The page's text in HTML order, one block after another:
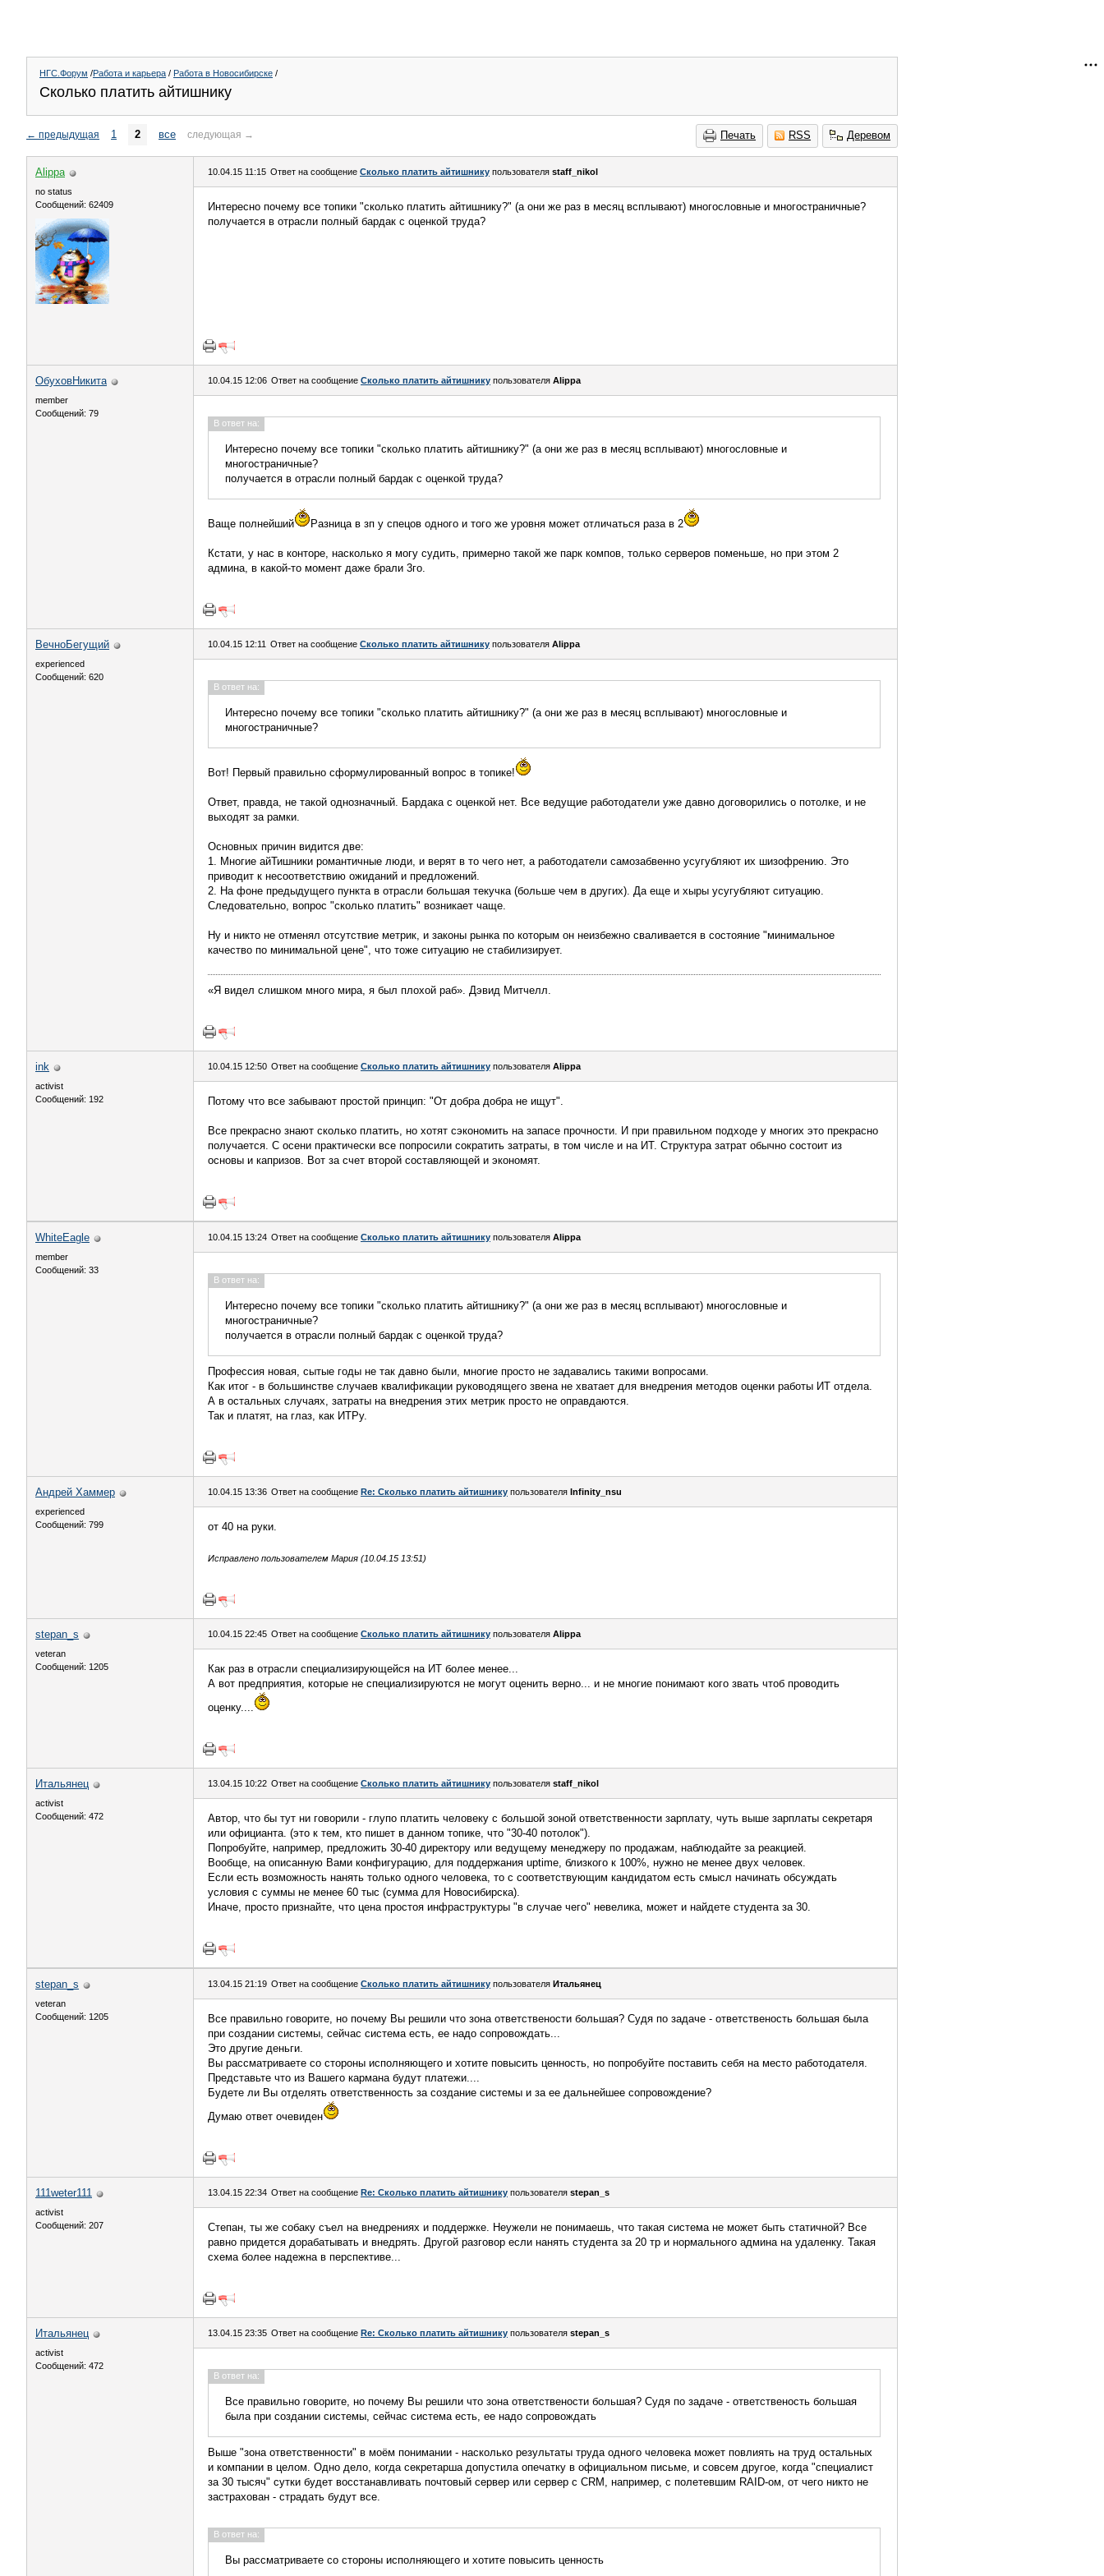
НГС.Форум /Работа и карьера / Работа в Новосибирске /
Сколько платить айтишнику
Печать RSS Деревом
← предыдущая 1 2 все следующая →
Alippa
no status
Сообщений: 62409
10.04.15 11:15 Ответ на сообщение Сколько платить айтишнику пользователя staff_nikol
Интересно почему все топики "сколько платить айтишнику?" (а они же раз в месяц всплывают) многословные и многостраничные?
получается в отрасли полный бардак с оценкой труда?
ОбуховНикита
member
Сообщений: 79
10.04.15 12:06 Ответ на сообщение Сколько платить айтишнику пользователя Alippa
В ответ на:
Интересно почему все топики "сколько платить айтишнику?" (а они же раз в месяц всплывают) многословные и
многостраничные?
получается в отрасли полный бардак с оценкой труда?
Ваще полнейший Разница в зп у спецов одного и того же уровня может отличаться раза в 2
Кстати, у нас в конторе, насколько я могу судить, примерно такой же парк компов, только серверов поменьше, но при этом 2
админа, в какой-то момент даже брали 3го.
ВечноБегущий
experienced
Сообщений: 620
10.04.15 12:11 Ответ на сообщение Сколько платить айтишнику пользователя Alippa
В ответ на:
Интересно почему все топики "сколько платить айтишнику?" (а они же раз в месяц всплывают) многословные и
многостраничные?
Вот! Первый правильно сформулированный вопрос в топике!
Ответ, правда, не такой однозначный. Бардака с оценкой нет. Все ведущие работодатели уже давно договорились о потолке, и не
выходят за рамки.
Основных причин видится две:
1. Многие айТишники романтичные люди, и верят в то чего нет, а работодатели самозабвенно усугубляют их шизофрению. Это
приводит к несоответствию ожиданий и предложений.
2. На фоне предыдущего пункта в отрасли большая текучка (больше чем в других). Да еще и хыры усугубляют ситуацию.
Следовательно, вопрос "сколько платить" возникает чаще.
Ну и никто не отменял отсутствие метрик, и законы рынка по которым он неизбежно сваливается в состояние "минимальное
качество по минимальной цене", что тоже ситуацию не стабилизирует.
«Я видел слишком много мира, я был плохой раб». Дэвид Митчелл.
ink
activist
Сообщений: 192
10.04.15 12:50 Ответ на сообщение Сколько платить айтишнику пользователя Alippa
Потому что все забывают простой принцип: "От добра добра не ищут".
Все прекрасно знают сколько платить, но хотят сэкономить на запасе прочности. И при правильном подходе у многих это прекрасно
получается. С осени практически все попросили сократить затраты, в том числе и на ИТ. Структура затрат обычно состоит из
основы и капризов. Вот за счет второй составляющей и экономят.
WhiteEagle
member
Сообщений: 33
10.04.15 13:24 Ответ на сообщение Сколько платить айтишнику пользователя Alippa
В ответ на:
Интересно почему все топики "сколько платить айтишнику?" (а они же раз в месяц всплывают) многословные и
многостраничные?
получается в отрасли полный бардак с оценкой труда?
Профессия новая, сытые годы не так давно были, многие просто не задавались такими вопросами.
Как итог - в большинстве случаев квалификации руководящего звена не хватает для внедрения методов оценки работы ИТ отдела.
А в остальных случаях, затраты на внедрения этих метрик просто не оправдаются.
Так и платят, на глаз, как ИТРу.
Андрей Хаммер
experienced
Сообщений: 799
10.04.15 13:36 Ответ на сообщение Re: Сколько платить айтишнику пользователя Infinity_nsu
от 40 на руки.
Исправлено пользователем Мария (10.04.15 13:51)
stepan_s
veteran
Сообщений: 1205
10.04.15 22:45 Ответ на сообщение Сколько платить айтишнику пользователя Alippa
Как раз в отрасли специализирующейся на ИТ более менее...
А вот предприятия, которые не специализируются не могут оценить верно... и не многие понимают кого звать чтоб проводить
оценку....
Итальянец
activist
Сообщений: 472
13.04.15 10:22 Ответ на сообщение Сколько платить айтишнику пользователя staff_nikol
Автор, что бы тут ни говорили - глупо платить человеку с большой зоной ответственности зарплату, чуть выше зарплаты секретаря
или официанта. (это к тем, кто пишет в данном топике, что "30-40 потолок").
Попробуйте, например, предложить 30-40 директору или ведущему менеджеру по продажам, наблюдайте за реакцией.
Вообще, на описанную Вами конфигурацию, для поддержания uptime, близкого к 100%, нужно не менее двух человек.
Если есть возможность нанять только одного человека, то с соответствующим кандидатом есть смысл начинать обсуждать
условия с суммы не менее 60 тыс (сумма для Новосибирска).
Иначе, просто признайте, что цена простоя инфраструктуры "в случае чего" невелика, может и найдете студента за 30.
stepan_s
veteran
Сообщений: 1205
13.04.15 21:19 Ответ на сообщение Сколько платить айтишнику пользователя Итальянец
Все правильно говорите, но почему Вы решили что зона ответствености большая? Судя по задаче - ответственость большая была
при создании системы, сейчас система есть, ее надо сопровождать...
Это другие деньги.
Вы рассматриваете со стороны исполняющего и хотите повысить ценность, но попробуйте поставить себя на место работодателя.
Представьте что из Вашего кармана будут платежи....
Будете ли Вы отделять ответственность за создание системы и за ее дальнейшее сопровождение?
Думаю ответ очевиден
111weter111
activist
Сообщений: 207
13.04.15 22:34 Ответ на сообщение Re: Сколько платить айтишнику пользователя stepan_s
Степан, ты же собаку съел на внедрениях и поддержке. Неужели не понимаешь, что такая система не может быть статичной? Все
равно придется дорабатывать и внедрять. Другой разговор если нанять студента за 20 тр и нормального админа на удаленку. Такая
схема более надежна в перспективе...
Итальянец
activist
Сообщений: 472
13.04.15 23:35 Ответ на сообщение Re: Сколько платить айтишнику пользователя stepan_s
В ответ на:
Все правильно говорите, но почему Вы решили что зона ответствености большая? Судя по задаче - ответственость большая
была при создании системы, сейчас система есть, ее надо сопровождать
Выше "зона ответственности" в моём понимании - насколько результаты труда одного человека может повлиять на труд остальных
и компании в целом. Одно дело, когда секретарша допустила опечатку в официальном письме, и совсем другое, когда "специалист
за 30 тысяч" сутки будет восстанавливать почтовый сервер или сервер с CRM, например, с полетевшим RAID-ом, от чего никто не
застрахован - страдать будут все.
В ответ на:
Вы рассматриваете со стороны исполняющего и хотите повысить ценность